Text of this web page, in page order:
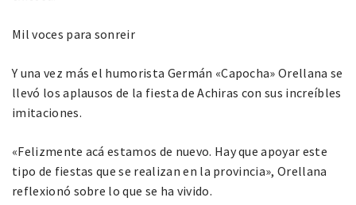
Mil voces para sonreir
Y una vez más el humorista Germán «Capocha» Orellana se
llevó los aplausos de la fiesta de Achiras con sus increíbles
imitaciones.
«Felizmente acá estamos de nuevo. Hay que apoyar este
tipo de fiestas que se realizan en la provincia», Orellana
reflexionó sobre lo que se ha vivido.